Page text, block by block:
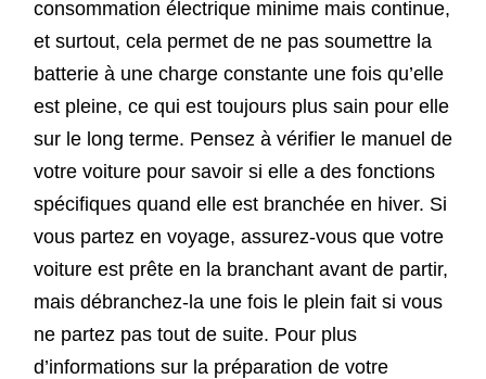
consommation électrique minime mais continue,
et surtout, cela permet de ne pas soumettre la
batterie à une charge constante une fois qu’elle
est pleine, ce qui est toujours plus sain pour elle
sur le long terme. Pensez à vérifier le manuel de
votre voiture pour savoir si elle a des fonctions
spécifiques quand elle est branchée en hiver. Si
vous partez en voyage, assurez-vous que votre
voiture est prête en la branchant avant de partir,
mais débranchez-la une fois le plein fait si vous
ne partez pas tout de suite. Pour plus
d’informations sur la préparation de votre